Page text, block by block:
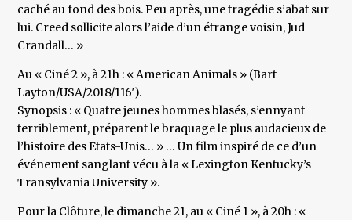
caché au fond des bois. Peu après, une tragédie s’abat sur
lui. Creed sollicite alors l’aide d’un étrange voisin, Jud
Crandall… »
Au « Ciné 2 », à 21h : « American Animals » (Bart
Layton/USA/2018/116′).
Synopsis : « Quatre jeunes hommes blasés, s’ennyant
terriblement, préparent le braquage le plus audacieux de
l’histoire des Etats-Unis… » … Un film inspiré de ce d’un
événement sanglant vécu à la « Lexington Kentucky’s
Transylvania University ».
Pour la Clôture, le dimanche 21, au « Ciné 1 », à 20h : «